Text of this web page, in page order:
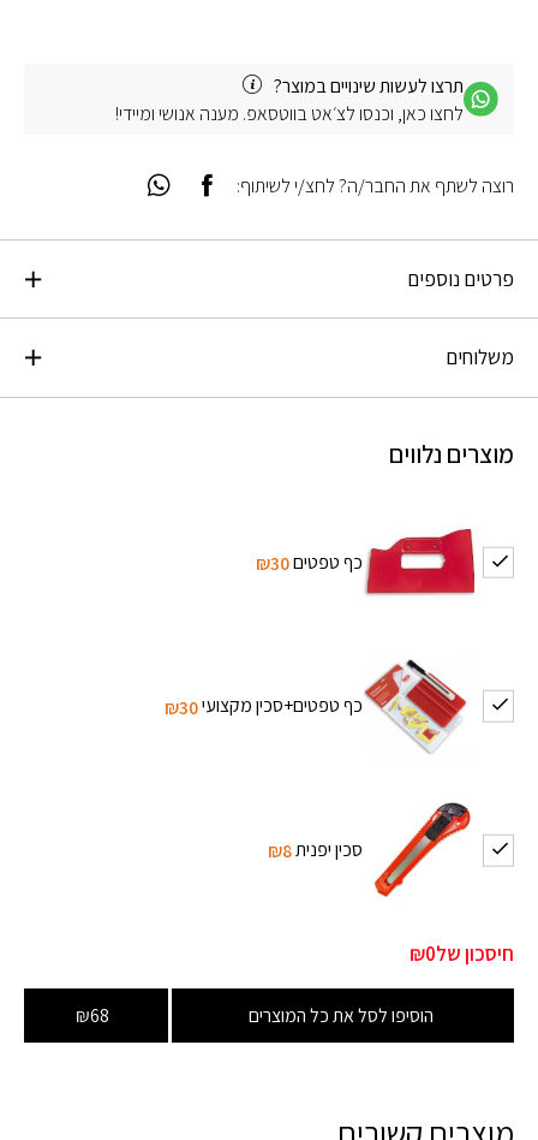
תרצו לעשות שינויים במוצר?
לחצו כאן, וכנסו לצ׳אט בווטסאפ. מענה אנושי ומיידי!
פרטים נוספים
משלוחים
מוצרים נלווים
כף טפטים₪30
כף טפטים+סכין מקצועי₪30
סכין יפנית₪8
חיסכון של₪0
הוסיפו לסל את כל המוצרים ₪68
רוצה לשתף את החבר/ה? לחצ/י לשיתוף: